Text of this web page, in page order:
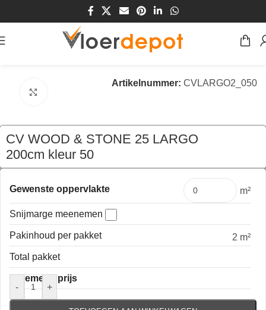
/Vloeren/Vinyl/cv vloerbedekking
Artikelnummer: CVLARGO2_050
CV WOOD & STONE 25 LARGO
200cm kleur 50
€53,80 per mtr
Gewenste oppervlakte m²
Snijmarge meenemen
Pakinhoud per pakket
2 m²
Total pakket
Algemene prijs
-
+